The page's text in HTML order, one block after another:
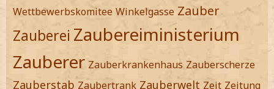
Wettbewerbskomitee Winkelgasse Zauber
Zauberei Zaubereiministerium
Zauberer Zauberkrankenhaus Zauberscherze
Zauberstab Zaubertrank Zauberwelt Zeit Zeitung